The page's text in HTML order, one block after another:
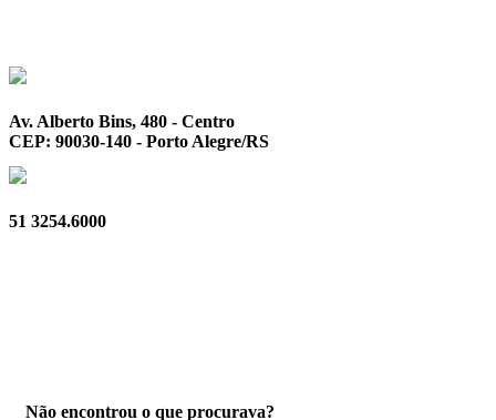
Av. Alberto Bins, 480 - Centro
CEP: 90030-140 - Porto Alegre/RS
51 3254.6000
Não encontrou o que procurava?